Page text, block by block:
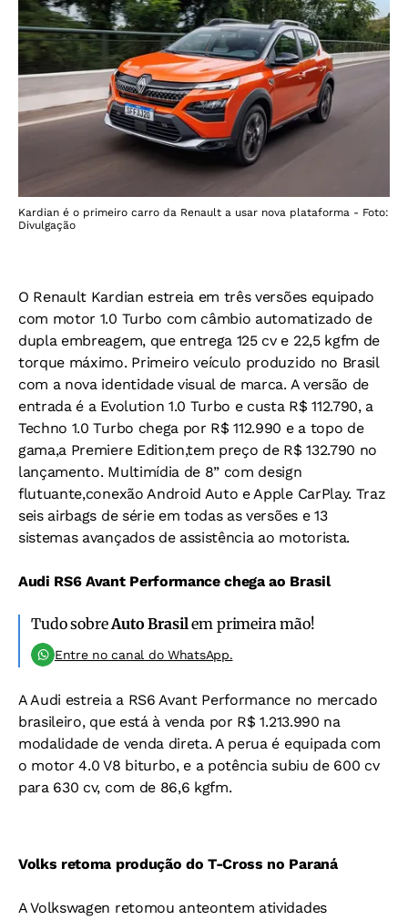
Kardian é o primeiro carro da Renault a usar nova plataforma - Foto:
Divulgação
O Renault Kardian estreia em três versões equipado
com motor 1.0 Turbo com câmbio automatizado de
dupla embreagem, que entrega 125 cv e 22,5 kgfm de
torque máximo. Primeiro veículo produzido no Brasil
com a nova identidade visual de marca. A versão de
entrada é a Evolution 1.0 Turbo e custa R$ 112.790, a
Techno 1.0 Turbo chega por R$ 112.990 e a topo de
gama,a Premiere Edition,tem preço de R$ 132.790 no
lançamento. Multimídia de 8” com design
flutuante,conexão Android Auto e Apple CarPlay. Traz
seis airbags de série em todas as versões e 13
sistemas avançados de assistência ao motorista.
Audi RS6 Avant Performance chega ao Brasil
Tudo sobreAuto Brasilem primeira mão!
Entre no canal do WhatsApp.
A Audi estreia a RS6 Avant Performance no mercado
brasileiro, que está à venda por R$ 1.213.990 na
modalidade de venda direta. A perua é equipada com
o motor 4.0 V8 biturbo, e a potência subiu de 600 cv
para 630 cv, com de 86,6 kgfm.
Volks retoma produção do T-Cross no Paraná
A Volkswagen retomou anteontem atividades